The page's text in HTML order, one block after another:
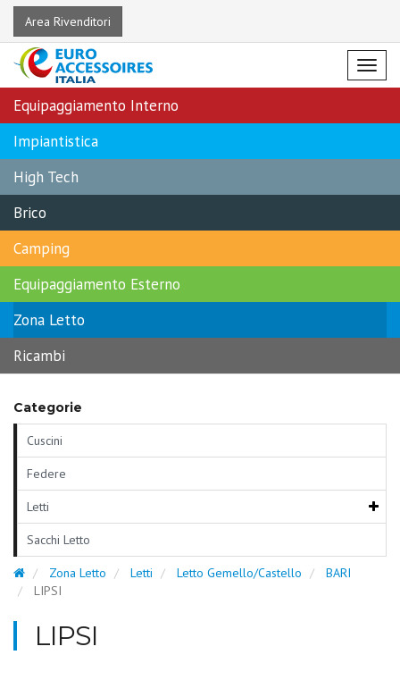
Area Rivenditori
Menu
Equipaggiamento Interno
Impiantistica
High Tech
Brico
Camping
Equipaggiamento Esterno
Zona Letto
Ricambi
Categorie
Cuscini
Federe
Letti
Sacchi Letto
Zona Letto Letti Letto Gemello/Castello
BARI
LIPSI
LIPSI